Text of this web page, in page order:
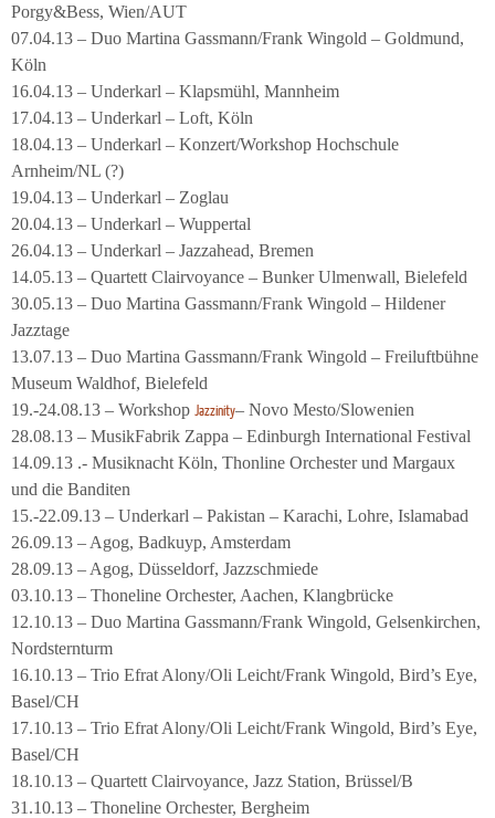
Porgy&Bess, Wien/AUT
07.04.13 – Duo Martina Gassmann/Frank Wingold – Goldmund,
Köln
16.04.13 – Underkarl – Klapsmühl, Mannheim
17.04.13 – Underkarl – Loft, Köln
18.04.13 – Underkarl – Konzert/Workshop Hochschule
Arnheim/NL (?)
19.04.13 – Underkarl – Zoglau
20.04.13 – Underkarl – Wuppertal
26.04.13 – Underkarl – Jazzahead, Bremen
14.05.13 – Quartett Clairvoyance – Bunker Ulmenwall, Bielefeld
30.05.13 – Duo Martina Gassmann/Frank Wingold – Hildener
Jazztage
13.07.13 – Duo Martina Gassmann/Frank Wingold – Freiluftbühne
Museum Waldhof, Bielefeld
19.-24.08.13 – Workshop Jazzinity– Novo Mesto/Slowenien
28.08.13 – MusikFabrik Zappa – Edinburgh International Festival
14.09.13 .- Musiknacht Köln, Thonline Orchester und Margaux
und die Banditen
15.-22.09.13 – Underkarl – Pakistan – Karachi, Lohre, Islamabad
26.09.13 – Agog, Badkuyp, Amsterdam
28.09.13 – Agog, Düsseldorf, Jazzschmiede
03.10.13 – Thoneline Orchester, Aachen, Klangbrücke
12.10.13 – Duo Martina Gassmann/Frank Wingold, Gelsenkirchen,
Nordsternturm
16.10.13 – Trio Efrat Alony/Oli Leicht/Frank Wingold, Bird’s Eye,
Basel/CH
17.10.13 – Trio Efrat Alony/Oli Leicht/Frank Wingold, Bird’s Eye,
Basel/CH
18.10.13 – Quartett Clairvoyance, Jazz Station, Brüssel/B
31.10.13 – Thoneline Orchester, Bergheim